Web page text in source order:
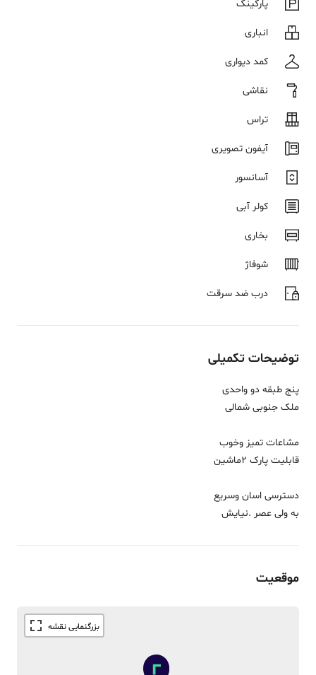
پارکینگ
انباری
کمد دیواری
نقاشی
تراس
آیفون تصویری
آسانسور
کولر آبی
بخاری
شوفاژ
درب ضد سرقت
توضیحات تکمیلی
پنج طبقه دو واحدی
ملک جنوبی شمالی
مشاعات تمیز وخوب
قابلیت پارک 2ماشین
دسترسی اسان وسریع
به ولی عصر .نیایش
موقعیت